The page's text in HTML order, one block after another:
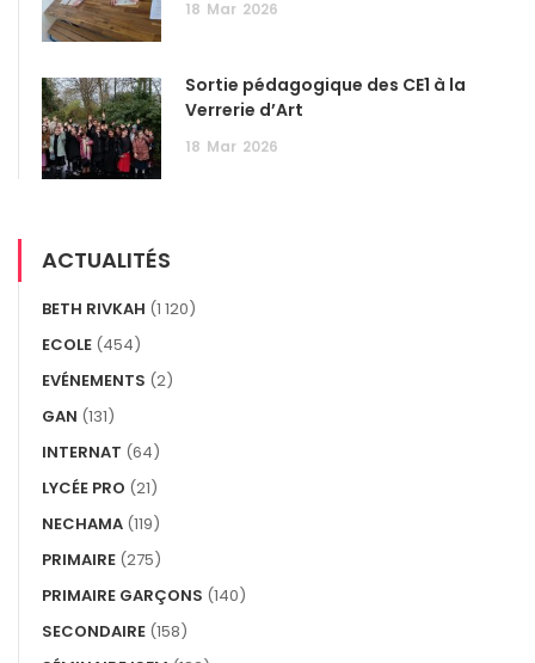
18 Mar 2026
Sortie pédagogique des CE1 à la
Verrerie d’Art
18 Mar 2026
ACTUALITÉS
BETH RIVKAH (1 120)
ECOLE (454)
EVÉNEMENTS (2)
GAN (131)
INTERNAT (64)
LYCÉE PRO (21)
NECHAMA (119)
PRIMAIRE (275)
PRIMAIRE GARÇONS (140)
SECONDAIRE (158)